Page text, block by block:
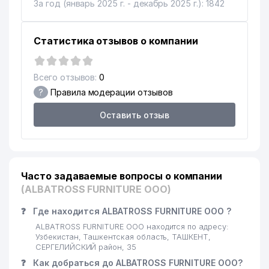
ПРОМЫШЛЕННОСТИ (ТИТЛП)
15
ООО
971 м
За год (январь 2025 г. - декабрь 2025 г.): 1842
Статистика отзывов о компании
Всего отзывов: 0
? Правила модерации отзывов
Оставить отзыв
Часто задаваемые вопросы о компании
(ALBATROSS FURNITURE ООО)
❓ Где находится ALBATROSS FURNITURE ООО ?
ALBATROSS FURNITURE ООО находится по адресу:
Узбекистан, Ташкентская область, ТАШКЕНТ,
СЕРГЕЛИЙСКИЙ район, 35
❓ Как добраться до ALBATROSS FURNITURE ООО?